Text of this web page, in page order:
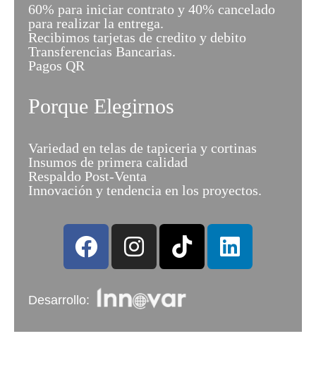
60% para iniciar contrato y 40% cancelado
para realizar la entrega.
Recibimos tarjetas de credito y debito
Transferencias Bancarias.
Pagos QR
Porque Elegirnos
Variedad en telas de tapiceria y cortinas
Insumos de primera calidad
Respaldo Post-Venta
Innovación y tendencia en los proyectos.
Desarrollo: